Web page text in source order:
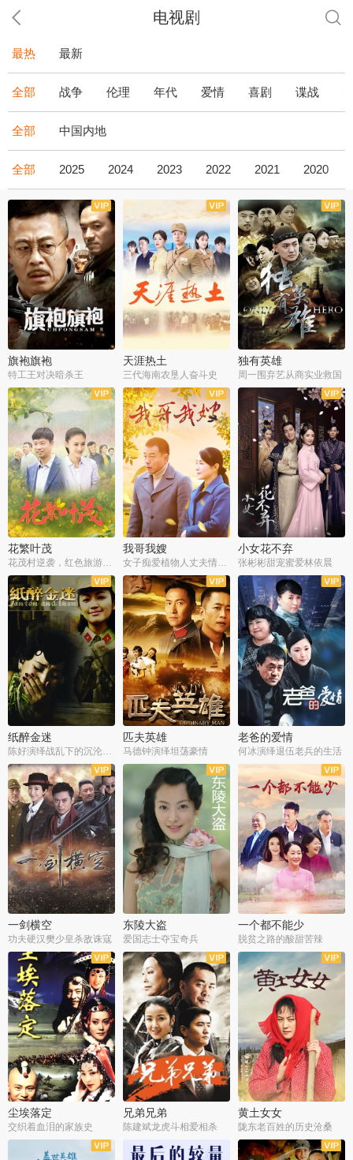
电视剧
最热 最新
全部 战争 伦理 年代 爱情 喜剧 谍战
全部 中国内地
全部 2025 2024 2023 2022 2021 2020
全43集
旗袍旗袍
特工王对决暗杀王
全36集
天涯热土
三代海南农垦人奋斗史
全34集
独有英雄
周一围弃艺从商实业救国
全34集
花繁叶茂
花茂村逆袭，红色旅游出圈
全50集
我哥我嫂
女子痴爱植物人丈夫情定一生
全51集
小女花不弃
张彬彬甜宠蜜爱林依晨
全42集
纸醉金迷
全35集
匹夫英雄
马德钟演绎坦荡豪情
全32集
老爸的爱情
何冰演绎退伍老兵的生活
全40集
一剑横空
功夫硬汉樊少皇杀敌诛寇
全33集
东陵大盗
爱国志士夺宝奇兵
全36集
一个都不能少
脱贫之路的酸甜苦辣
全25集
尘埃落定
交织着血泪的家族史
全50集
兄弟兄弟
陈建斌龙虎斗相爱相杀
全23集
黄土女女
陇东老百姓的历史沧桑
全36集
全28集 全44集